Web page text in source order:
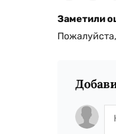
Заметили